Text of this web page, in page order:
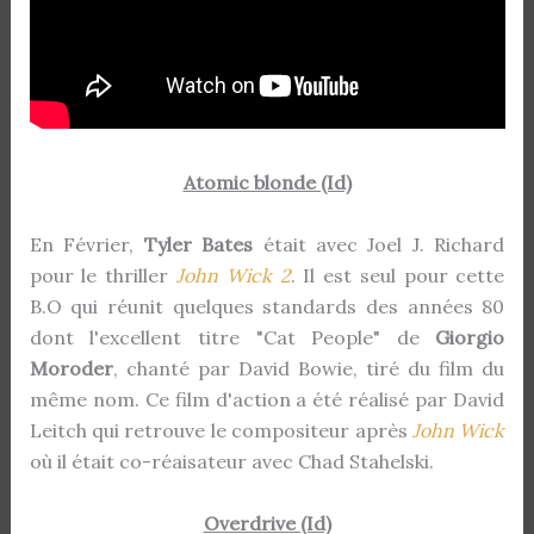
Atomic blonde (Id)
En Février, Tyler Bates était avec Joel J. Richard
pour le thriller John Wick 2. Il est seul pour cette
B.O qui réunit quelques standards des années 80
dont l'excellent titre "Cat People" de Giorgio
Moroder, chanté par David Bowie, tiré du film du
même nom. Ce film d'action a été réalisé par David
Leitch qui retrouve le compositeur après John Wick
où il était co-réaisateur avec Chad Stahelski.
Overdrive (Id)